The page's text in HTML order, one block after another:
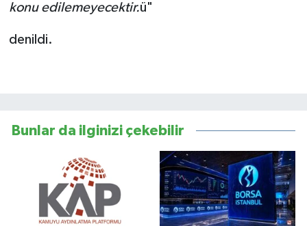
konu edilemeyecektir.ü"
denildi.
Bunlar da ilginizi çekebilir